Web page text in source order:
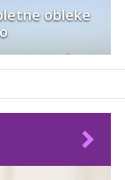
obleke